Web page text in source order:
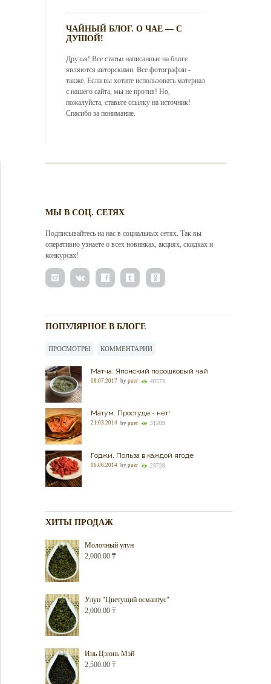
ЧАЙНЫЙ БЛОГ. О ЧАЕ — С
ДУШОЙ!
Друзья! Все статьи написанные на блоге
являются авторскими. Все фотографии -
также. Если вы хотите использовать материал
с нашего сайта, мы не против! Но,
пожалуйста, ставьте ссылку на источник!
Спасибо за понимание.
МЫ В СОЦ. СЕТЯХ
Подписывайтесь на нас в социальных сетях. Так вы
оперативно узнаете о всех новинках, акциях, скидках и
конкурсах!
ПОПУЛЯРНОЕ В БЛОГЕ
ПРОСМОТРЫ КОММЕНТАРИИ
Матча. Японский порошковый чай
08.07.2017 by puer 40573
Матум. Простуде - нет!
21.03.2014 by puer 31209
Годжи. Польза в каждой ягоде
06.06.2014 by puer 23728
ХИТЫ ПРОДАЖ
Молочный улун
2,000.00 ₸
Улун "Цветущий османтус"
2,000.00 ₸
Инь Цзюнь Мэй
2,500.00 ₸